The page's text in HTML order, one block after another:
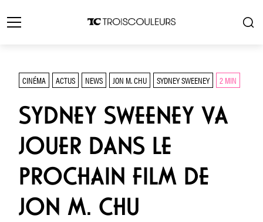
CINÉMA ACTUS NEWS JON M. CHU SYDNEY SWEENEY 2 MIN
SYDNEY SWEENEY VA
JOUER DANS LE
PROCHAIN FILM DE
JON M. CHU